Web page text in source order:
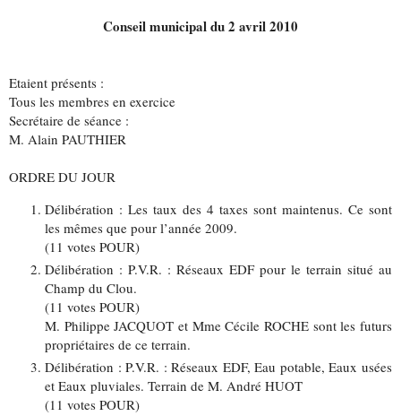
Conseil municipal du 2 avril 2010
Etaient présents :
Tous les membres en exercice
Secrétaire de séance :
M. Alain PAUTHIER
ORDRE DU JOUR
Délibération : Les taux des 4 taxes sont maintenus. Ce sont
les mêmes que pour l’année 2009.
(11 votes POUR)
Délibération : P.V.R. : Réseaux EDF pour le terrain situé au
Champ du Clou.
(11 votes POUR)
M. Philippe JACQUOT et Mme Cécile ROCHE sont les futurs
propriétaires de ce terrain.
Délibération : P.V.R. : Réseaux EDF, Eau potable, Eaux usées
et Eaux pluviales. Terrain de M. André HUOT
(11 votes POUR)